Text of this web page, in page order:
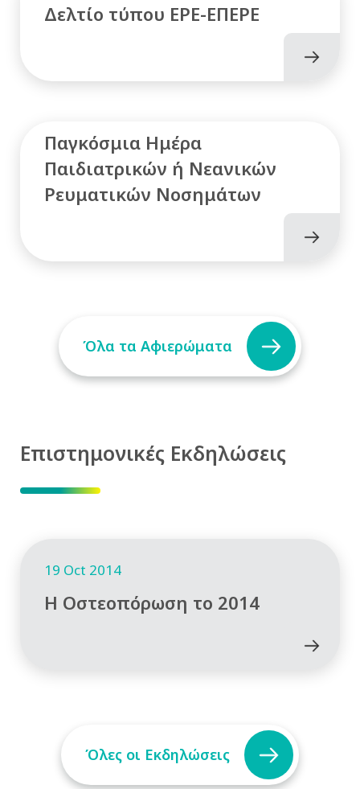
Δελτίο τύπου ΕΡΕ-ΕΠΕΡΕ
Παγκόσμια Ημέρα
Παιδιατρικών ή Νεανικών
Ρευματικών Νοσημάτων
Όλα τα Αφιερώματα
Επιστημονικές Εκδηλώσεις
19 Oct 2014
Η Οστεοπόρωση το 2014
Όλες οι Εκδηλώσεις